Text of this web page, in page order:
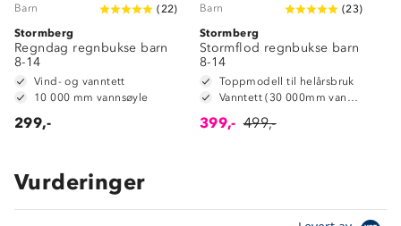
Barn ( 22)
Stormberg
Regndag regnbukse barn
8-14
Vind- og vanntett
10 000 mm vannsøyle
299,-
Barn (23)
Stormberg
Stormflod regnbukse barn
8-14
Toppmodell til helårsbruk
399,- 499,-
Vurderinger